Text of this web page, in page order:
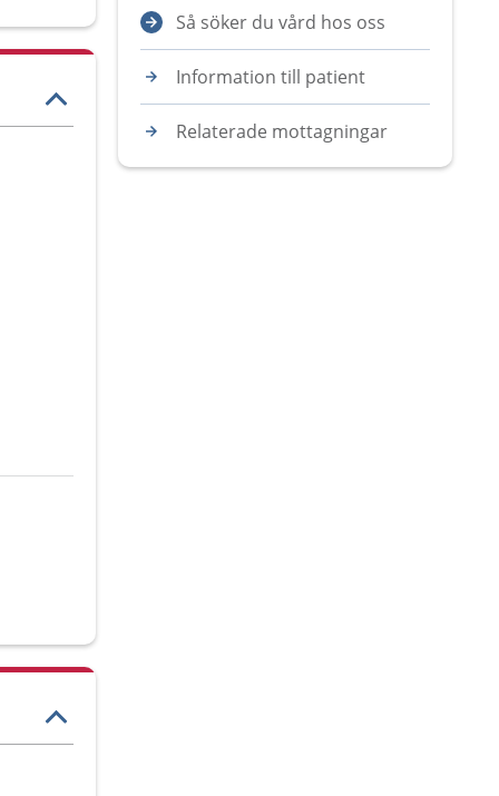
Så söker du vård hos oss
Information till patient
Relaterade mottagningar